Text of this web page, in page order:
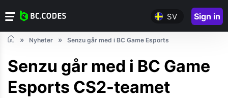
SV Sign in
Nyheter Senzu går med i BC Game Esports
Senzu går med i BC Game
Esports CS2-teamet